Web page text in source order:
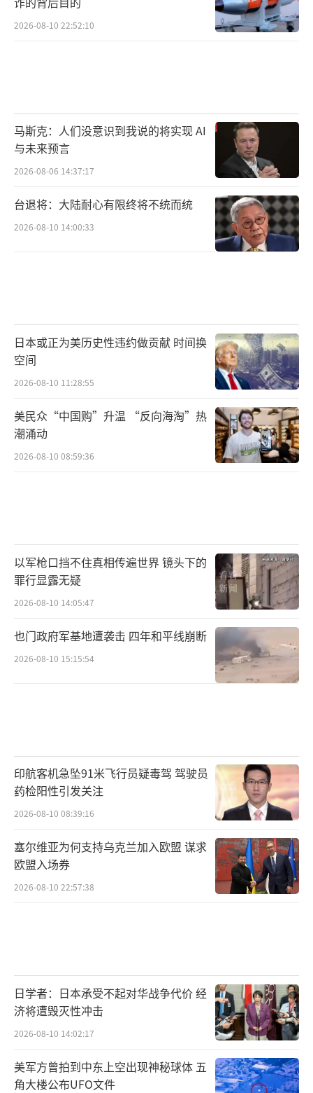
2026-08-10 22:52:10
马斯克：人们没意识到我说的将实现 AI
与未来预言
2026-08-06 14:37:17
台退将：大陆耐心有限终将不统而统
2026-08-10 14:00:33
日本或正为美历史性违约做贡献 时间换
空间
2026-08-10 11:28:55
美民众“中国购”升温 “反向海淘”热
潮涌动
2026-08-10 08:59:36
以军枪口挡不住真相传遍世界 镜头下的
罪行显露无疑
2026-08-10 14:05:47
也门政府军基地遭袭击 四年和平线崩断
2026-08-10 15:15:54
印航客机急坠91米飞行员疑毒驾 驾驶员
药检阳性引发关注
2026-08-10 08:39:16
塞尔维亚为何支持乌克兰加入欧盟 谋求
欧盟入场券
2026-08-10 22:57:38
日学者：日本承受不起对华战争代价 经
济将遭毁灭性冲击
2026-08-10 14:02:17
美军方曾拍到中东上空出现神秘球体 五
角大楼公布UFO文件